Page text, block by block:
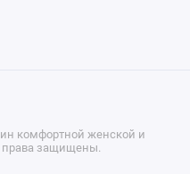
комфортной женской и
права защищены.